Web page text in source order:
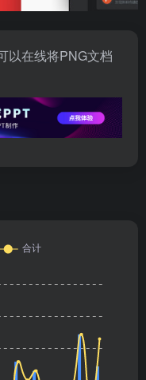
以在线将PNG文档